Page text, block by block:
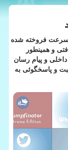
سرعت فروخته شده
و همینطور
و پیام رسان
و پاسخگوئی به